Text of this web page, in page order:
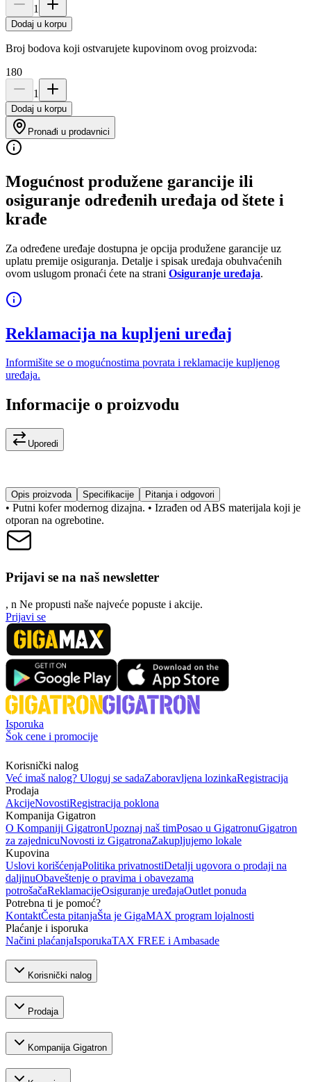
1
Dodaj u korpu
Broj bodova koji ostvarujete kupovinom ovog proizvoda:
180
1
Dodaj u korpu
Pronađi u prodavnici
Mogućnost produžene garancije ili
osiguranje određenih uređaja od štete i
krađe
Za određene uređaje dostupna je opcija produžene garancije uz
uplatu premije osiguranja. Detalje i spisak uređaja obuhvaćenih
ovom uslugom pronaći ćete na strani Osiguranje uređaja.
Reklamacija na kupljeni uređaj
Informišite se o mogućnostima povrata i reklamacije kupljenog
uređaja.
Informacije o proizvodu
Uporedi
Opis proizvoda Specifikacije Pitanja i odgovori
• Putni kofer modernog dizajna. • Izrađen od ABS materijala koji je
otporan na ogrebotine.
Prijavi se na naš newsletter
, n Ne propusti naše najveće popuste i akcije.
Prijavi se
Isporuka
Šok cene i promocije
Korisnički nalog
Već imaš nalog? Uloguj se sadaZaboravljena lozinkaRegistracija
Prodaja
AkcijeNovostiRegistracija poklona
Kompanija Gigatron
O Kompaniji GigatronUpoznaj naš timPosao u GigatronuGigatron
za zajednicuNovosti iz GigatronaZakupljujemo lokale
Kupovina
Uslovi korišćenjaPolitika privatnostiDetalji ugovora o prodaji na
daljinuObaveštenje o pravima i obavezama
potrošačaReklamacijeOsiguranje uređajaOutlet ponuda
Potrebna ti je pomoć?
KontaktČesta pitanjaŠta je GigaMAX program lojalnosti
Plaćanje i isporuka
Načini plaćanjaIsporukaTAX FREE i Ambasade
Korisnički nalog
Prodaja
Kompanija Gigatron